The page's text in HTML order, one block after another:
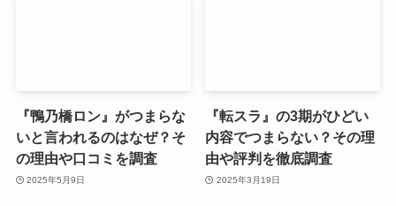
『鴨乃橋ロン』がつまらな
いと言われるのはなぜ？そ
の理由や口コミを調査
2025年5月9日
『転スラ』の3期がひどい
内容でつまらない？その理
由や評判を徹底調査
2025年3月19日